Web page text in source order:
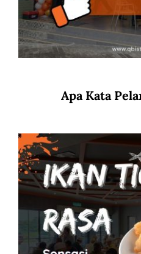
Apa Kata